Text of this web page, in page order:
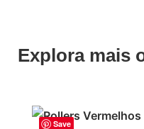
Explora mais
Save